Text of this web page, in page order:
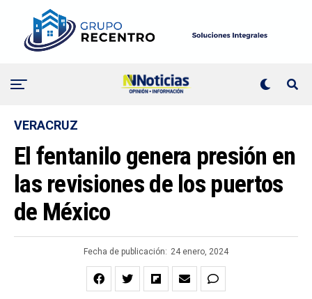
VERACRUZ
El fentanilo genera presión en
las revisiones de los puertos
de México
Fecha de publicación: 24 enero, 2024